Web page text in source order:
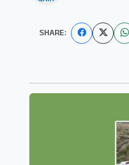
SHARE: